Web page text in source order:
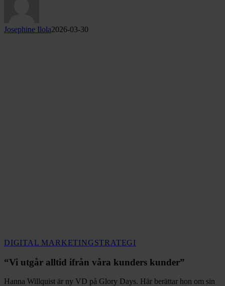
Josephine Ilola2026-03-30
DIGITAL MARKETINGSTRATEGI
alltid
våra
“Vi utgår alltid ifrån våra kunders kunder”
Hanna Willquist är ny VD på Glory Days. Här berättar hon om sin